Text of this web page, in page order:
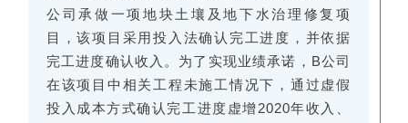
公司承做一项地块土壤及地下水治理修复项
目，该项目采用投入法确认完工进度，并依据
完工进度确认收入。为了实现业绩承诺，B公司
在该项目中相关工程未施工情况下，通过虚假
投入成本方式确认完工进度虚增2020年收入、